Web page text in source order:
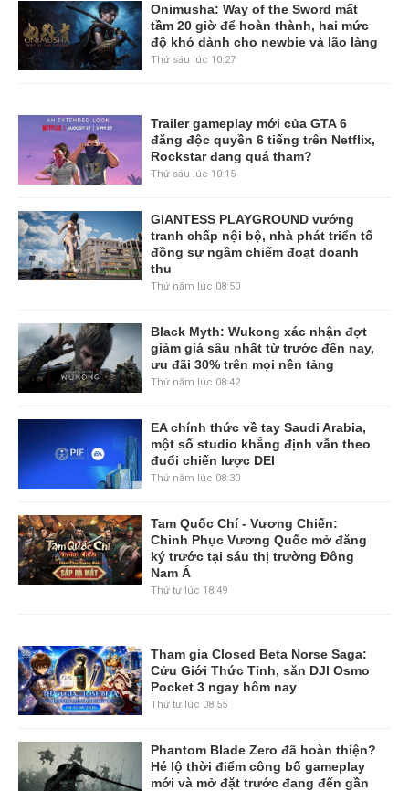
Onimusha: Way of the Sword mất
tầm 20 giờ để hoàn thành, hai mức
độ khó dành cho newbie và lão làng
Thứ sáu lúc 10:27
Trailer gameplay mới của GTA 6
đăng độc quyền 6 tiếng trên Netflix,
Rockstar đang quá tham?
Thứ sáu lúc 10:15
GIANTESS PLAYGROUND vướng
tranh chấp nội bộ, nhà phát triển tố
đồng sự ngầm chiếm đoạt doanh
thu
Thứ năm lúc 08:50
Black Myth: Wukong xác nhận đợt
giảm giá sâu nhất từ trước đến nay,
ưu đãi 30% trên mọi nền tảng
Thứ năm lúc 08:42
EA chính thức về tay Saudi Arabia,
một số studio khẳng định vẫn theo
đuổi chiến lược DEI
Thứ năm lúc 08:30
Tam Quốc Chí - Vương Chiến:
Chinh Phục Vương Quốc mở đăng
ký trước tại sáu thị trường Đông
Nam Á
Thứ tư lúc 18:49
Tham gia Closed Beta Norse Saga:
Cửu Giới Thức Tỉnh, săn DJI Osmo
Pocket 3 ngay hôm nay
Thứ tư lúc 08:55
Phantom Blade Zero đã hoàn thiện?
Hé lộ thời điểm công bố gameplay
mới và mở đặt trước đang đến gần